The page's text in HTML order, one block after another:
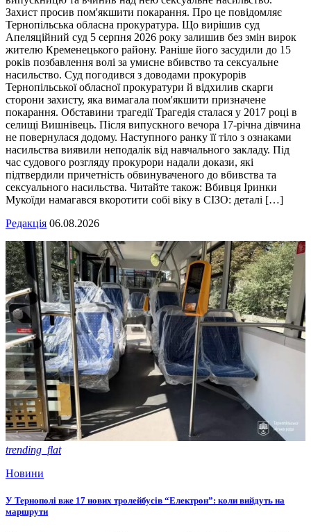
Захист просив пом'якшити покарання. Про це повідомляє
Тернопільська обласна прокуратура. Що вирішив суд
Апеляційний суд 5 серпня 2026 року залишив без змін вирок
жителю Кременецького району. Раніше його засудили до 15
років позбавлення волі за умисне вбивство та сексуальне
насильство. Суд погодився з доводами прокурорів
Тернопільської обласної прокуратури й відхилив скарги
сторони захисту, яка вимагала пом'якшити призначене
покарання. Обставини трагедії Трагедія сталася у 2017 році в
селищі Вишнівець. Після випускного вечора 17-річна дівчина
не повернулася додому. Наступного ранку її тіло з ознаками
насильства виявили неподалік від навчального закладу. Під
час судового розгляду прокурори надали докази, які
підтвердили причетність обвинуваченого до вбивства та
сексуального насильства. Читайте також: Вбивця Іринки
Мукоїди намагався вкоротити собі віку в СІЗО: деталі […]
Редакція 06.08.2026
trending_flat
Новини
У Тернополі вже 17 нових тролейбусів “Електрон”: коли вийдуть на
маршрути